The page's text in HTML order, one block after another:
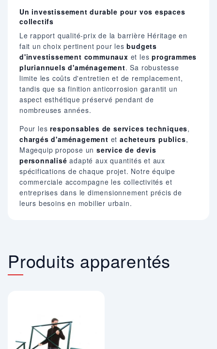
Un investissement durable pour vos espaces
collectifs
Le rapport qualité-prix de la barrière Héritage en
fait un choix pertinent pour lesbudgets
d'investissement communaux et lesprogrammes
pluriannuels d'aménagement. Sa robustesse
limite les coûts d'entretien et de remplacement,
tandis que sa finition anticorrosion garantit un
aspect esthétique préservé pendant de
nombreuses années.
Pour lesresponsables de services techniques,
chargés d'aménagement etacheteurs publics,
Magequip propose unservice de devis
personnalisé adapté aux quantités et aux
spécifications de chaque projet. Notre équipe
commerciale accompagne les collectivités et
entreprises dans le dimensionnement précis de
leurs besoins en mobilier urbain.
Produits apparentés